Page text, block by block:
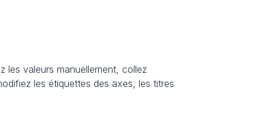
les valeurs manuellement, collez
les étiquettes des axes, les titres